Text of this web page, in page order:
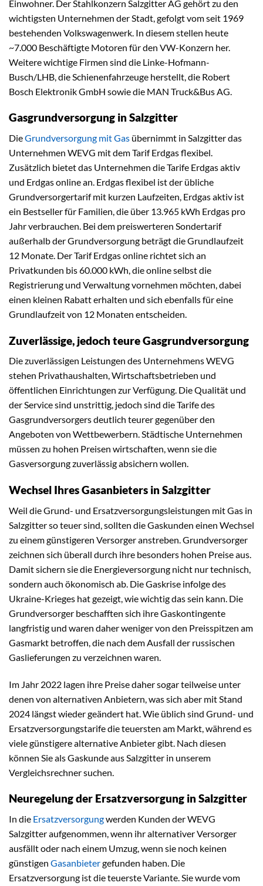
Einwohner. Der Stahlkonzern Salzgitter AG gehört zu den
wichtigsten Unternehmen der Stadt, gefolgt vom seit 1969
bestehenden Volkswagenwerk. In diesem stellen heute
~7.000 Beschäftigte Motoren für den VW-Konzern her.
Weitere wichtige Firmen sind die Linke-Hofmann-
Busch/LHB, die Schienenfahrzeuge herstellt, die Robert
Bosch Elektronik GmbH sowie die MAN Truck&Bus AG.
Gasgrundversorgung in Salzgitter
DieGrundversorgung mit Gas übernimmt in Salzgitter das
Unternehmen WEVG mit dem Tarif Erdgas flexibel.
Zusätzlich bietet das Unternehmen die Tarife Erdgas aktiv
und Erdgas online an. Erdgas flexibel ist der übliche
Grundversorgertarif mit kurzen Laufzeiten, Erdgas aktiv ist
ein Bestseller für Familien, die über 13.965 kWh Erdgas pro
Jahr verbrauchen. Bei dem preiswerteren Sondertarif
außerhalb der Grundversorgung beträgt die Grundlaufzeit
12 Monate. Der Tarif Erdgas online richtet sich an
Privatkunden bis 60.000 kWh, die online selbst die
Registrierung und Verwaltung vornehmen möchten, dabei
einen kleinen Rabatt erhalten und sich ebenfalls für eine
Grundlaufzeit von 12 Monaten entscheiden.
Zuverlässige, jedoch teure Gasgrundversorgung
Die zuverlässigen Leistungen des Unternehmens WEVG
stehen Privathaushalten, Wirtschaftsbetrieben und
öffentlichen Einrichtungen zur Verfügung. Die Qualität und
der Service sind unstrittig, jedoch sind die Tarife des
Gasgrundversorgers deutlich teurer gegenüber den
Angeboten von Wettbewerbern. Städtische Unternehmen
müssen zu hohen Preisen wirtschaften, wenn sie die
Gasversorgung zuverlässig absichern wollen.
Wechsel Ihres Gasanbieters in Salzgitter
Weil die Grund- und Ersatzversorgungsleistungen mit Gas in
Salzgitter so teuer sind, sollten die Gaskunden einen Wechsel
zu einem günstigeren Versorger anstreben. Grundversorger
zeichnen sich überall durch ihre besonders hohen Preise aus.
Damit sichern sie die Energieversorgung nicht nur technisch,
sondern auch ökonomisch ab. Die Gaskrise infolge des
Ukraine-Krieges hat gezeigt, wie wichtig das sein kann. Die
Grundversorger beschafften sich ihre Gaskontingente
langfristig und waren daher weniger von den Preisspitzen am
Gasmarkt betroffen, die nach dem Ausfall der russischen
Gaslieferungen zu verzeichnen waren.
Im Jahr 2022 lagen ihre Preise daher sogar teilweise unter
denen von alternativen Anbietern, was sich aber mit Stand
2024 längst wieder geändert hat. Wie üblich sind Grund- und
Ersatzversorgungstarife die teuersten am Markt, während es
viele günstigere alternative Anbieter gibt. Nach diesen
können Sie als Gaskunde aus Salzgitter in unserem
Vergleichsrechner suchen.
Neuregelung der Ersatzversorgung in Salzgitter
In die Ersatzversorgungwerden Kunden der WEVG
Salzgitter aufgenommen, wenn ihr alternativer Versorger
ausfällt oder nach einem Umzug, wenn sie noch keinen
günstigen Gasanbietergefunden haben. Die
Ersatzversorgung ist die teuerste Variante. Sie wurde vom